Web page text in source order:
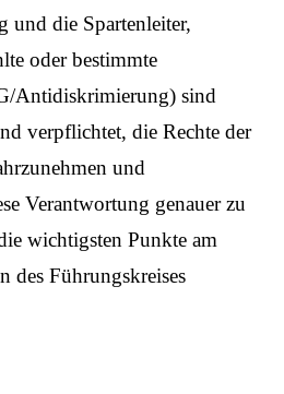
und die Spartenleiter,
oder bestimmte
Antidiskrimierung) sind
verpflichtet, die Rechte der
und
Verantwortung genauer zu
wichtigsten Punkte am
des Führungskreises